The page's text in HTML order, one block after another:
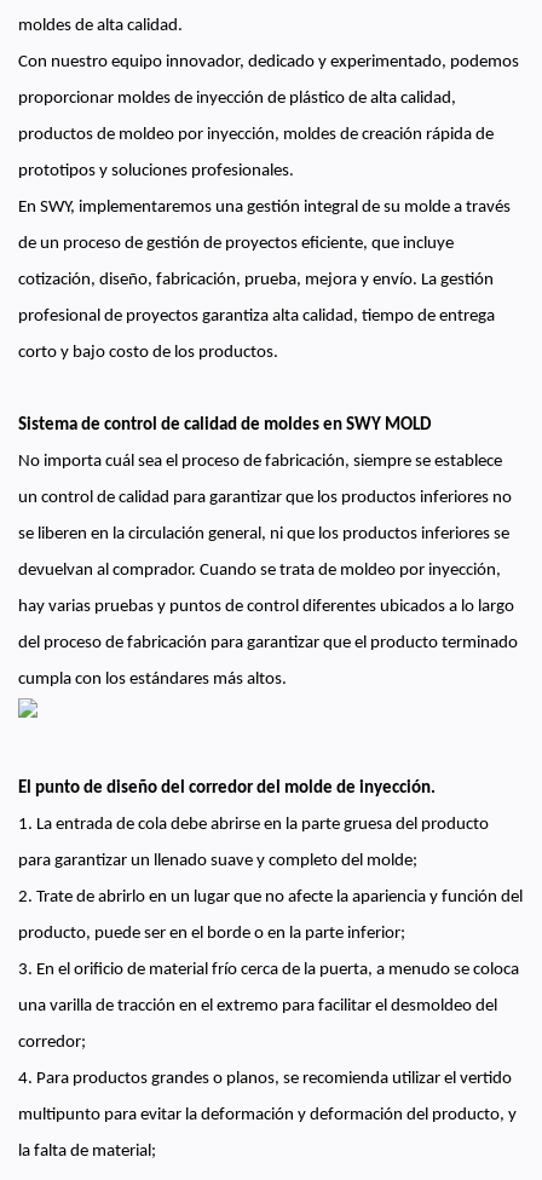
moldes de alta calidad.
Con nuestro equipo innovador, dedicado y experimentado, podemos
proporcionar moldes de inyección de plástico de alta calidad,
productos de moldeo por inyección, moldes de creación rápida de
prototipos y soluciones profesionales.
En SWY, implementaremos una gestión integral de su molde a través
de un proceso de gestión de proyectos eficiente, que incluye
cotización, diseño, fabricación, prueba, mejora y envío. La gestión
profesional de proyectos garantiza alta calidad, tiempo de entrega
corto y bajo costo de los productos.
Sistema de control de calidad de moldes en SWY MOLD
No importa cuál sea el proceso de fabricación, siempre se establece
un control de calidad para garantizar que los productos inferiores no
se liberen en la circulación general, ni que los productos inferiores se
devuelvan al comprador. Cuando se trata de moldeo por inyección,
hay varias pruebas y puntos de control diferentes ubicados a lo largo
del proceso de fabricación para garantizar que el producto terminado
cumpla con los estándares más altos.
El punto de diseño del corredor del molde de inyección.
1. La entrada de cola debe abrirse en la parte gruesa del producto
para garantizar un llenado suave y completo del molde;
2. Trate de abrirlo en un lugar que no afecte la apariencia y función del
producto, puede ser en el borde o en la parte inferior;
3. En el orificio de material frío cerca de la puerta, a menudo se coloca
una varilla de tracción en el extremo para facilitar el desmoldeo del
corredor;
4. Para productos grandes o planos, se recomienda utilizar el vertido
multipunto para evitar la deformación y deformación del producto, y
la falta de material;